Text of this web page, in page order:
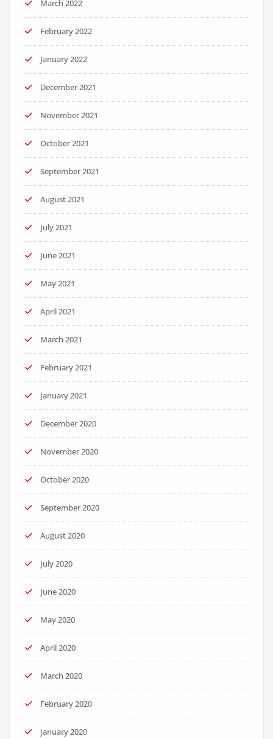
March 2022
February 2022
January 2022
December 2021
November 2021
October 2021
September 2021
August 2021
July 2021
June 2021
May 2021
April 2021
March 2021
February 2021
January 2021
December 2020
November 2020
October 2020
September 2020
August 2020
July 2020
June 2020
May 2020
April 2020
March 2020
February 2020
January 2020